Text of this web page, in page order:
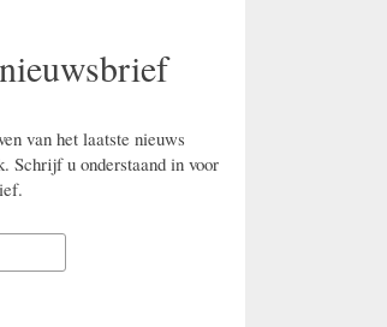
van het laatste nieuws
Schrijf u onderstaand in voor